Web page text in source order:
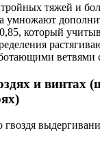
тяжей и
умножают
который
ветвями
и винтах